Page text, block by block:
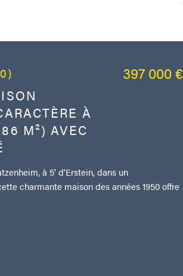
À
M²) AVEC
397 000 €
à 5' d'Erstein, dans un
charmante maison des années 1950 offre